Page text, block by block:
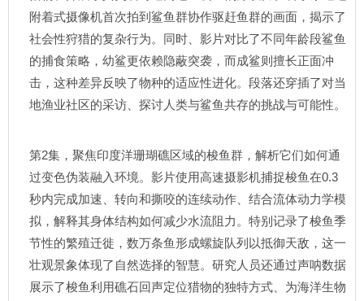
附着式摄像机首次拍到鲨鱼群协作驱赶鱼群的画面，揭示了
社会性狩猎的复杂行为。同时、影片对比了不同年龄段鲨鱼
的捕食策略，幼鲨更依赖隐蔽突袭，而成鲨则擅长正面冲
击，这种差异反映了物种的适应性进化。段落还穿插了对当
地渔业社区的采访、探讨人类与鲨鱼共存的挑战与可能性。
第2集，聚焦印度洋珊瑚礁区域的梭鱼群，解析它们如何通
过变色伪装融入环境。影片使用高速摄影机捕捉梭鱼在0.3
秒内完成加速、转向和撕咬的连续动作、结合流体动力学模
拟，解释其身体结构如何减少水流阻力。特别记录了梭鱼季
节性的繁殖迁徙，数万条鱼形成螺旋队列以抵御天敌，这一
壮观景象体现了自然选择的智慧。研究人员还通过声呐数据
展示了梭鱼利用礁石回声定位猎物的独特方式、为海洋生物